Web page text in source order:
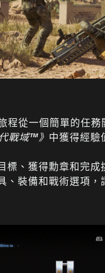
程從一個簡單的任務
戰域™》 中獲得經驗
標、獲得勳章和完
裝備和戰術選項，